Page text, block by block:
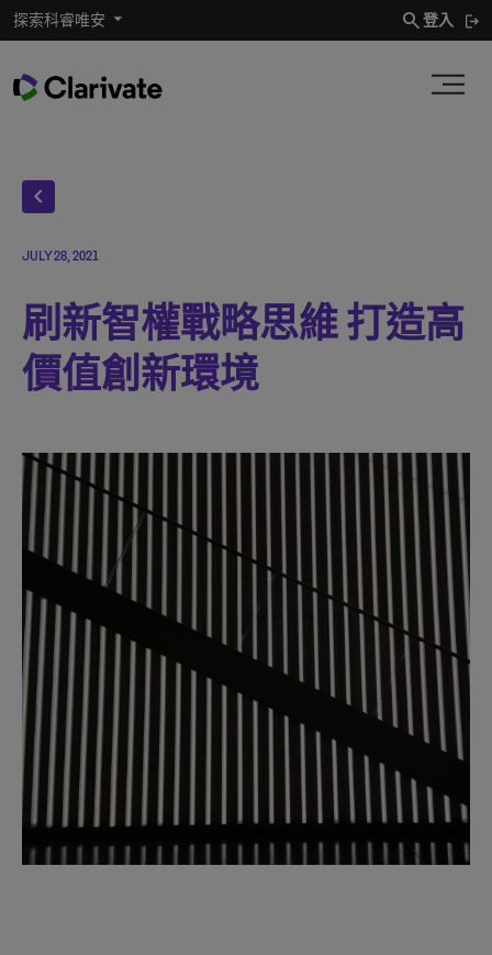
探索科睿唯安 search登入
chevron_left
JULY 28, 2021
刷新智權戰略思維 打造高
價值創新環境